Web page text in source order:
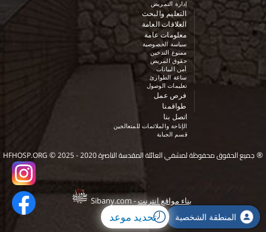
المنطقة الشخصية تحديد موعد
إدارة التمريض
التعليم والبحث
العلاقات العامة
معلومات عامة
سياسة الخصوصية
ممنوع التدخين
حقوق المريض
أمن البيانات
ساعة الطوارئ
تعليمات الوصول
فرص عمل
طواقمنا
اتصل بنا
الإتاحة والملائمات للمتعالجين
قسم الجباية
® جميع الحقوق محفوظة لمشفي العائلة المقدسة الناصرة 2020 - 2025 ©
HFHOSP.ORG
بناء مواقع انترنت-
Sibany.com